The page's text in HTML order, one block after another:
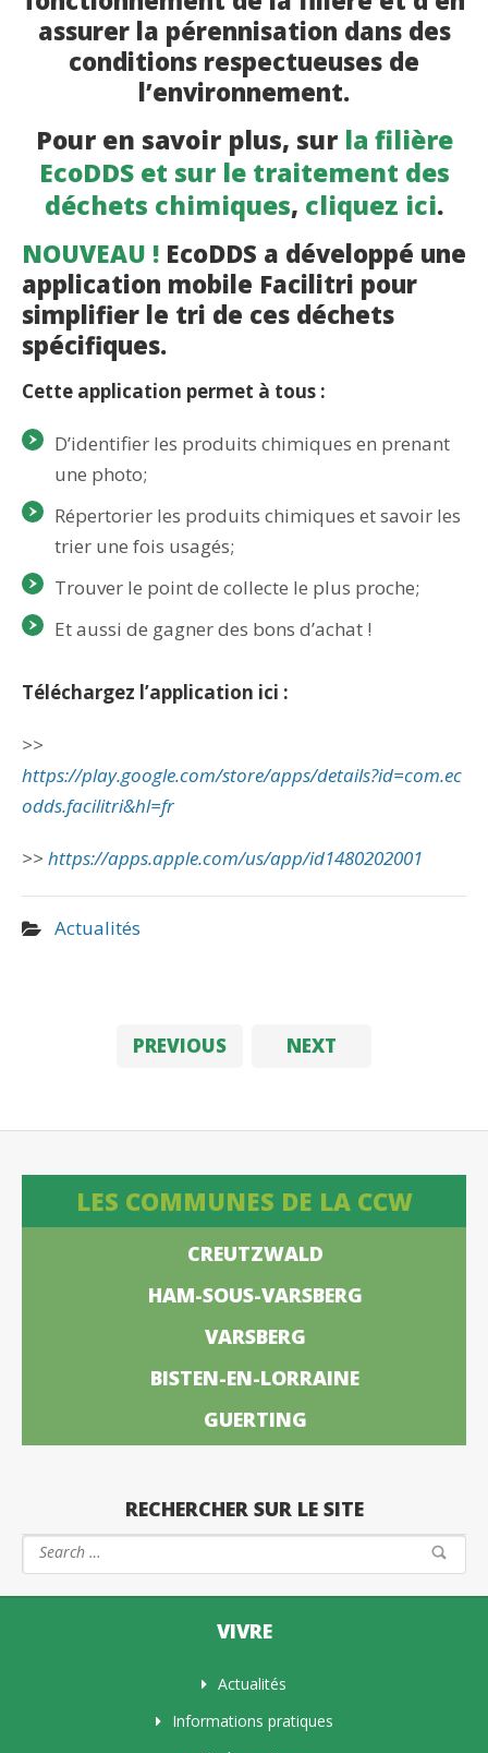
assurer la pérennisation dans des
conditions respectueuses de
l’environnement.
Pour en savoir plus, sur la filière
EcoDDS et sur le traitement des
déchets chimiques, cliquez ici.
NOUVEAU ! EcoDDS a développé une
application mobile Facilitri pour
simplifier le tri de ces déchets
spécifiques.
Cette application permet à tous :
D’identifier les produits chimiques en prenant
une photo;
Répertorier les produits chimiques et savoir les
trier une fois usagés;
Trouver le point de collecte le plus proche;
Et aussi de gagner des bons d’achat !
Téléchargez l’application ici :
>>
https://play.google.com/store/apps/details?id=com.ec
odds.facilitri&hl=fr
>> https://apps.apple.com/us/app/id1480202001
Actualités
PREVIOUS NEXT
LES COMMUNES DE LA CCW
CREUTZWALD
HAM-SOUS-VARSBERG
VARSBERG
BISTEN-EN-LORRAINE
GUERTING
RECHERCHER SUR LE SITE
VIVRE
Actualités
Informations pratiques